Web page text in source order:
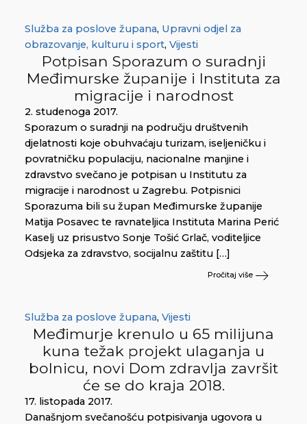
Služba za poslove župana, Upravni odjel za
obrazovanje, kulturu i sport, Vijesti
Potpisan Sporazum o suradnji
Međimurske županije i Instituta za
migracije i narodnost
2. studenoga 2017.
Sporazum o suradnji na području društvenih
djelatnosti koje obuhvaćaju turizam, iseljeničku i
povratničku populaciju, nacionalne manjine i
zdravstvo svečano je potpisan u Institutu za
migracije i narodnost u Zagrebu. Potpisnici
Sporazuma bili su župan Međimurske županije
Matija Posavec te ravnateljica Instituta Marina Perić
Kaselj uz prisustvo Sonje Tošić Grlač, voditeljice
Odsjeka za zdravstvo, socijalnu zaštitu […]
Pročitaj više
Služba za poslove župana, Vijesti
Međimurje krenulo u 65 milijuna
kuna težak projekt ulaganja u
bolnicu, novi Dom zdravlja završit
će se do kraja 2018.
17. listopada 2017.
Današnjom svečanošću potpisivanja ugovora u